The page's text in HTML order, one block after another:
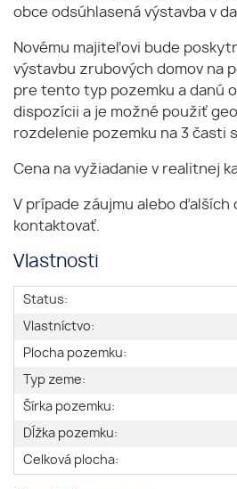
obce odsúhlasená výstavba v
Novému majiteľovi bude
výstavbu zrubových domov na
pre tento typ pozemku a danú
dispozícii a je možné použiť
rozdelenie pozemku na 3 časti
Cena na vyžiadanie v realitnej
V prípade záujmu alebo ďalších
kontaktovať.
Vlastnosti
Status:
Vlastníctvo:
Plocha pozemku:
Typ zeme:
Šírka pozemku:
Dĺžka pozemku:
Celková plocha: